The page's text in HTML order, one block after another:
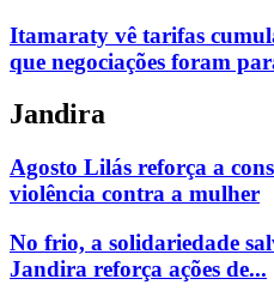
Itamaraty vê tarifas
que negociações foram
Jandira
Agosto Lilás reforça a
violência contra a mulher
No frio, a solidariedade
Jandira reforça ações de...